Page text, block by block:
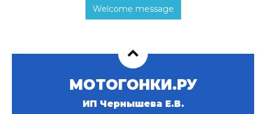
Welcome message
МОТОГОНКИ.РУ
ИП Чернышева Е.В.